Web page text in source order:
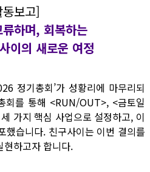
보고]
하며, 회복하는
이의 새로운 여정
정기총회’가 성황리에 마무리되
회를 통해 <RUN/OUT>, <금토일
가지 핵심 사업으로 설정하고, 이
했습니다. 친구사이는 이번 결의를
현하고자 합니다.